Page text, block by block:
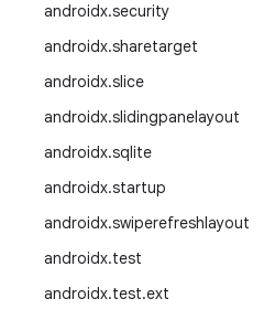
androidx.security
androidx.sharetarget
androidx.slice
androidx.slidingpanelayout
androidx.sqlite
androidx.startup
androidx.swiperefreshlayout
androidx.test
androidx.test.ext